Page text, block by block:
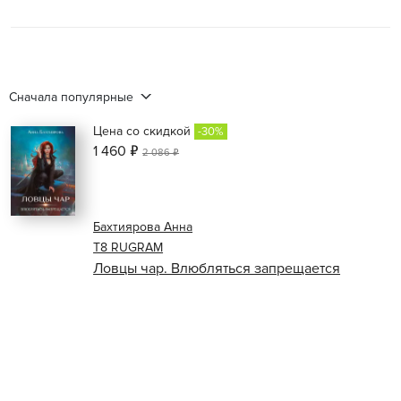
Сначала популярные
Ловцы чар. Влюбляться запрещается
Бахтиярова Анна
Т8 RUGRAM
Цена со скидкой -30%
1 460 ₽2 086 ₽